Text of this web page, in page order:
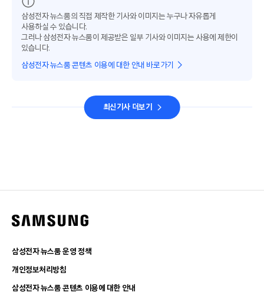
삼성전자 뉴스룸의 직접 제작한 기사와 이미지는 누구나 자유롭게
사용하실 수 있습니다.
그러나 삼성전자 뉴스룸이 제공받은 일부 기사와 이미지는 사용에 제한이
있습니다.
삼성전자 뉴스룸 콘텐츠 이용에 대한 안내 바로가기
최신기사 더보기
삼성전자 뉴스룸 운영 정책
개인정보처리방침
삼성전자 뉴스룸 콘텐츠 이용에 대한 안내